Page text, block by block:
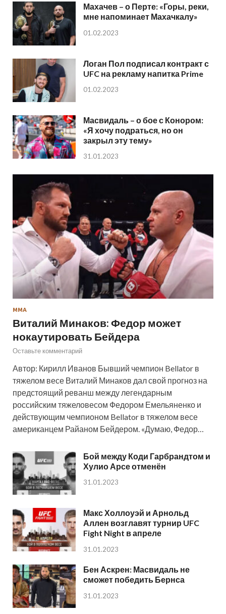
Махачев – о Перте: «Горы, реки,
мне напоминает Махачкалу»
01.02.2023
Логан Пол подписал контракт с
UFC на рекламу напитка Prime
01.02.2023
Масвидаль – о бое с Конором:
«Я хочу подраться, но он
закрыл эту тему»
31.01.2023
ММА
Виталий Минаков: Федор может
нокаутировать Бейдера
Оставьте комментарий
Автор: Кирилл Иванов Бывший чемпион Bellator в
тяжелом весе Виталий Минаков дал свой прогноз на
предстоящий реванш между легендарным
российским тяжеловесом Федором Емельяненко и
действующим чемпионом Bellator в тяжелом весе
американцем Райаном Бейдером. «Думаю, Федор…
Бой между Коди Гарбрандтом и
Хулио Арсе отменён
31.01.2023
Макс Холлоуэй и Арнольд
Аллен возглавят турнир UFC
Fight Night в апреле
31.01.2023
Бен Аскрен: Масвидаль не
сможет победить Бернса
31.01.2023